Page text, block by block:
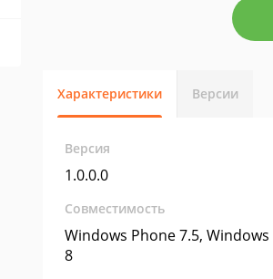
Характеристики Версии
Версия
1.0.0.0
Совместимость
Windows Phone 7.5,
8